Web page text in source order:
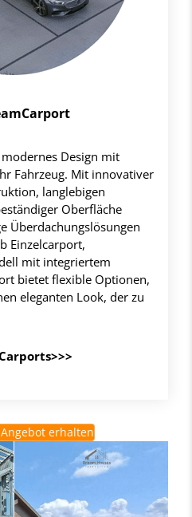
Design mit
Fahrzeug. Mit innovativer
langlebigen
Oberfläche
Überdachungslösungen
Einzelcarport,
mit integriertem
bietet flexible Optionen,
eleganten Look, der zu
erhalten